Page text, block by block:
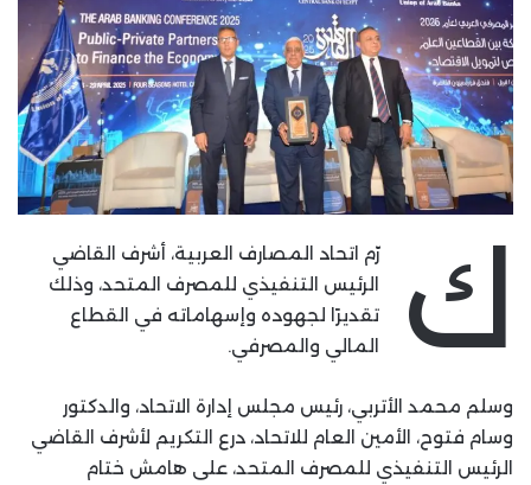
ك
رّم اتحاد المصارف العربية، أشرف القاضي
الرئيس التنفيذي للمصرف المتحد، وذلك
تقديرًا لجهوده وإسهاماته في القطاع
المالي والمصرفي.
وسلم محمد الأتربي، رئيس مجلس إدارة الاتحاد، والدكتور
وسام فتوح، الأمين العام للاتحاد، درع التكريم لأشرف القاضي
الرئيس التنفيذي للمصرف المتحد، على هامش ختام